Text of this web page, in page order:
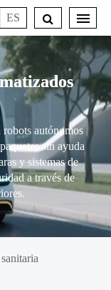
ES
autónomos
sin ayuda
y sistemas de
a través de